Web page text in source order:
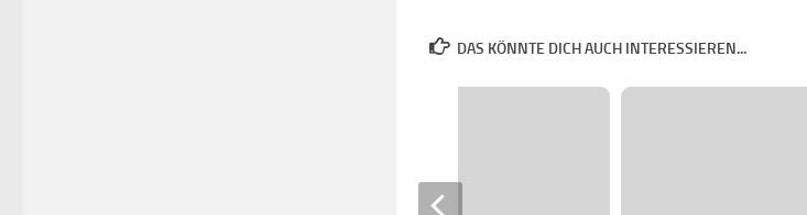
DAS KÖNNTE DICH AUCH INTERESSIEREN...